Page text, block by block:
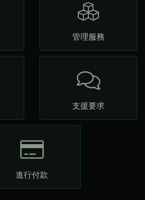
管理服務
支援要求
進行付款